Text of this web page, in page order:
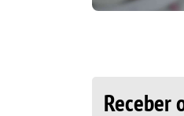
Receber